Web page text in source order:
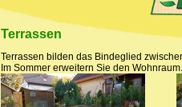
Terrassen
Terrassen bilden das Bindeglied
Im Sommer erweitern Sie den Wohnraum.